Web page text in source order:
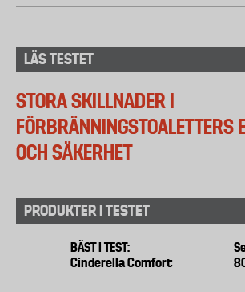
LÄS TESTET
STORA SKILLNADER I
FÖRBRÄNNINGSTOALETTERS
OCH SÄKERHET
PRODUKTER I TESTET
BÄST I TEST:
Cinderella Comfort